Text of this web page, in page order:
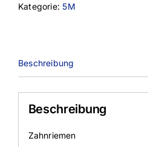
Kategorie: 5M
Beschreibung
Beschreibung
Zahnriemen